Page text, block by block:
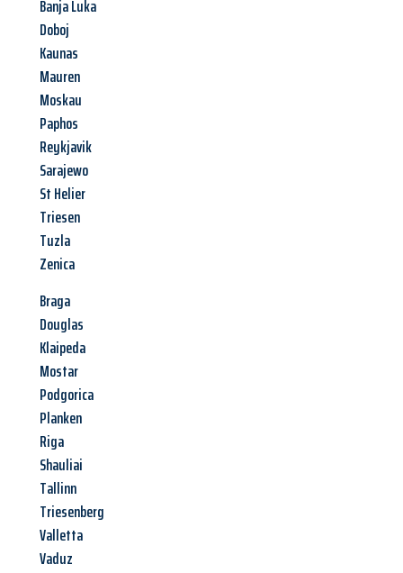
Banja Luka
Doboj
Kaunas
Mauren
Moskau
Paphos
Reykjavik
Sarajewo
St Helier
Triesen
Tuzla
Zenica
Braga
Douglas
Klaipeda
Mostar
Podgorica
Planken
Riga
Shauliai
Tallinn
Triesenberg
Valletta
Vaduz